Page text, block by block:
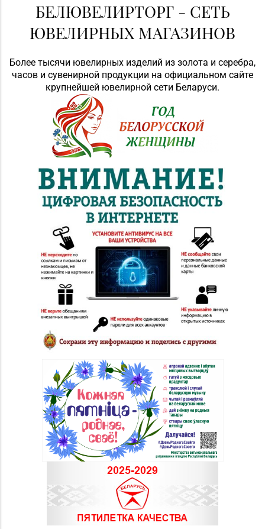
БЕЛЮВЕЛИРТОРГ - СЕТЬ
ЮВЕЛИРНЫХ МАГАЗИНОВ
Более тысячи ювелирных изделий из золота и серебра,
часов и сувенирной продукции на официальном сайте
крупнейшей ювелирной сети Беларуси.